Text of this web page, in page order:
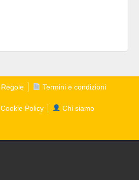
Regole Termini e condizioni
Cookie Policy Chi siamo